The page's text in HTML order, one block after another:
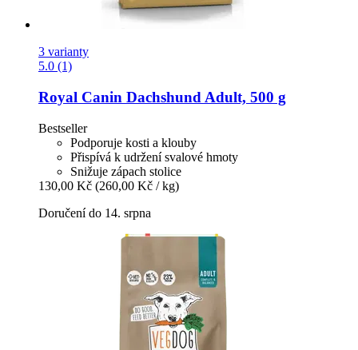
3 varianty
5.0 (1)
Royal Canin Dachshund Adult, 500 g
Bestseller
Podporuje kosti a klouby
Přispívá k udržení svalové hmoty
Snižuje zápach stolice
130,00 Kč (260,00 Kč / kg)
Doručení do 14. srpna